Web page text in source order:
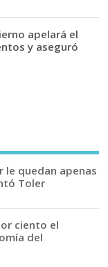
apelará el
y aseguró
le quedan apenas
Toler
ciento el
del